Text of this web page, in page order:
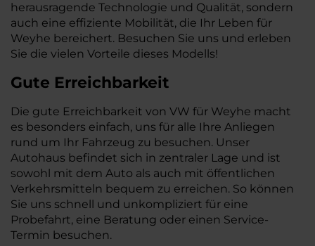
herausragende Technologie und Qualität, sondern
auch eine effiziente Mobilität, die Ihr Leben für
Weyhe bereichert. Besuchen Sie uns und erleben
Sie die vielen Vorteile dieses Modells!
Gute Erreichbarkeit
Die gute Erreichbarkeit von VW für Weyhe macht
es besonders einfach, uns für alle Ihre Anliegen
rund um Ihr Fahrzeug zu besuchen. Unser
Autohaus befindet sich in zentraler Lage und ist
sowohl mit dem Auto als auch mit öffentlichen
Verkehrsmitteln bequem zu erreichen. So können
Sie uns schnell und unkompliziert für eine
Probefahrt, eine Beratung oder einen Service-
Termin besuchen.